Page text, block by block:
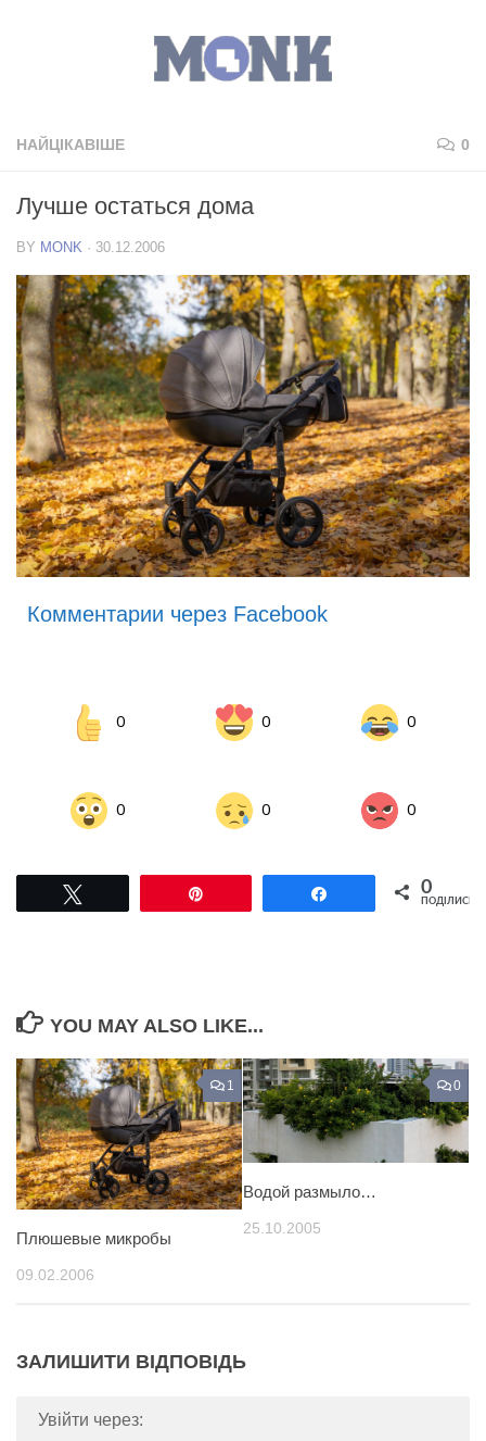
НАЙЦІКАВІШЕ 0
Лучше остаться дома
BY MONK · 30.12.2006
Комментарии через Facebook
0 0 0
0 0 0
Поділитися0
ПОДІЛИСЬ
YOU MAY ALSO LIKE...
1
Плюшевые микробы
09.02.2006
0
Водой размыло…
25.10.2005
ЗАЛИШИТИ ВІДПОВІДЬ
Увійти через: